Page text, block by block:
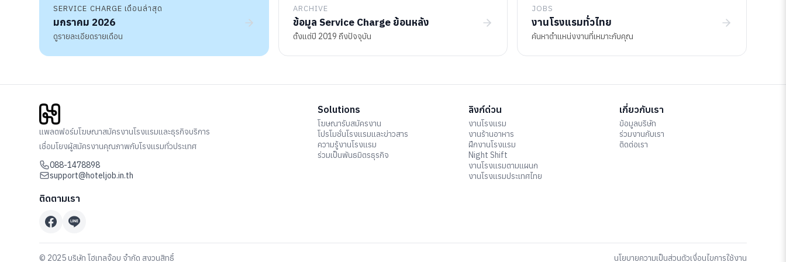
SERVICE CHARGE เดือนล่าสุด
มกราคม 2026
ดูรายละเอียดรายเดือน
ARCHIVE
ข้อมูล Service Charge ย้อนหลัง
ตั้งแต่ปี 2019 ถึงปัจจุบัน
JOBS
งานโรงแรมทั่วไทย
ค้นหาตำแหน่งงานที่เหมาะกับคุณ
แพลตฟอร์มโฆษณาสมัครงานโรงแรมและธุรกิจบริการ
เชื่อมโยงผู้สมัครงานคุณภาพกับโรงแรมทั่วประเทศ
088-1478898
support@hoteljob.in.th
ติดตามเรา
Solutions
โฆษณารับสมัครงาน
โปรโมชั่นโรงแรมและข่าวสาร
ความรู้งานโรงแรม
ร่วมเป็นพันธมิตรธุรกิจ
ลิงก์ด่วน
งานโรงแรม
งานร้านอาหาร
ฝึกงานโรงแรม
Night Shift
งานโรงแรมตามแผนก
งานโรงแรมประเทศไทย
เกี่ยวกับเรา
ข้อมูลบริษัท
ร่วมงานกับเรา
ติดต่อเรา
© 2025 บริษัท โฮเทลจ๊อบ จำกัด สงวนสิทธิ์ นโยบายความเป็นส่วนตัวเงื่อนไขการใช้งาน